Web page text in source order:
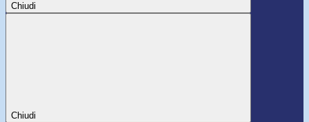
Chiudi
Chiudi